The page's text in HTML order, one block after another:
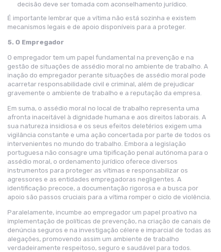
decisão deve ser tomada com aconselhamento jurídico.
É importante lembrar que a vítima não está sozinha e existem
mecanismos legais e de apoio disponíveis para a proteger.
5. O Empregador
O empregador tem um papel fundamental na prevenção e na
gestão de situações de assédio moral no ambiente de trabalho. A
inação do empregador perante situações de assédio moral pode
acarretar responsabilidade civil e criminal, além de prejudicar
gravemente o ambiente de trabalho e a reputação da empresa.
Em suma, o assédio moral no local de trabalho representa uma
afronta inaceitável à dignidade humana e aos direitos laborais. A
sua natureza insidiosa e os seus efeitos deletérios exigem uma
vigilância constante e uma ação concertada por parte de todos os
intervenientes no mundo do trabalho. Embora a legislação
portuguesa não consagre uma tipificação penal autónoma para o
assédio moral, o ordenamento jurídico oferece diversos
instrumentos para proteger as vítimas e responsabilizar os
agressores e as entidades empregadoras negligentes. A
identificação precoce, a documentação rigorosa e a busca por
apoio são passos cruciais para a vítima romper o ciclo de violência.
Paralelamente, incumbe ao empregador um papel proativo na
implementação de políticas de prevenção, na criação de canais de
denúncia seguros e na investigação célere e imparcial de todas as
alegações, promovendo assim um ambiente de trabalho
verdadeiramente respeitoso, seguro e saudável para todos.